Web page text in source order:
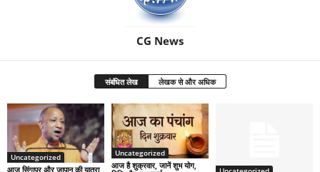
CG News
संबंधित लेख लेखक से और अधिक
Uncategorized
आज सिंगापुर और जापान की यात्रा
Uncategorized
आज है शुक्रवार, जानें शुभ योग,